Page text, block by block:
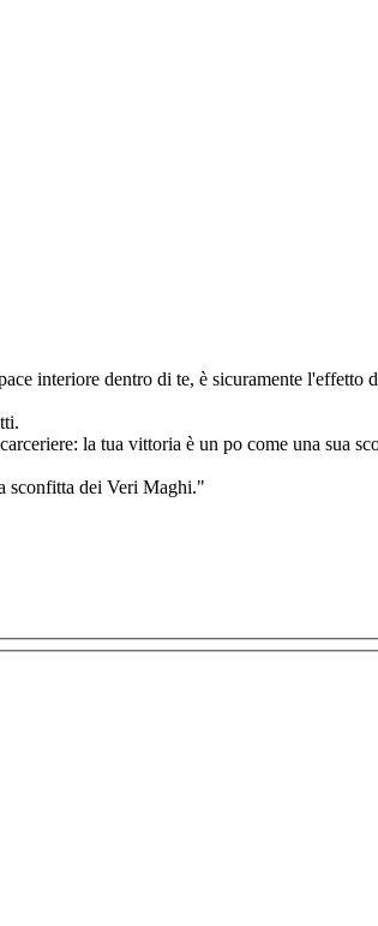
interiore dentro di te, è sicuramente l'effetto
la tua vittoria è un po come una sua
sconfitta dei Veri Maghi."